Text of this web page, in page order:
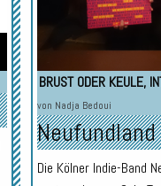
BRUST ODER KEULE,
von Nadja Bedoui
Neufundland
Die Kölner Indie-Band